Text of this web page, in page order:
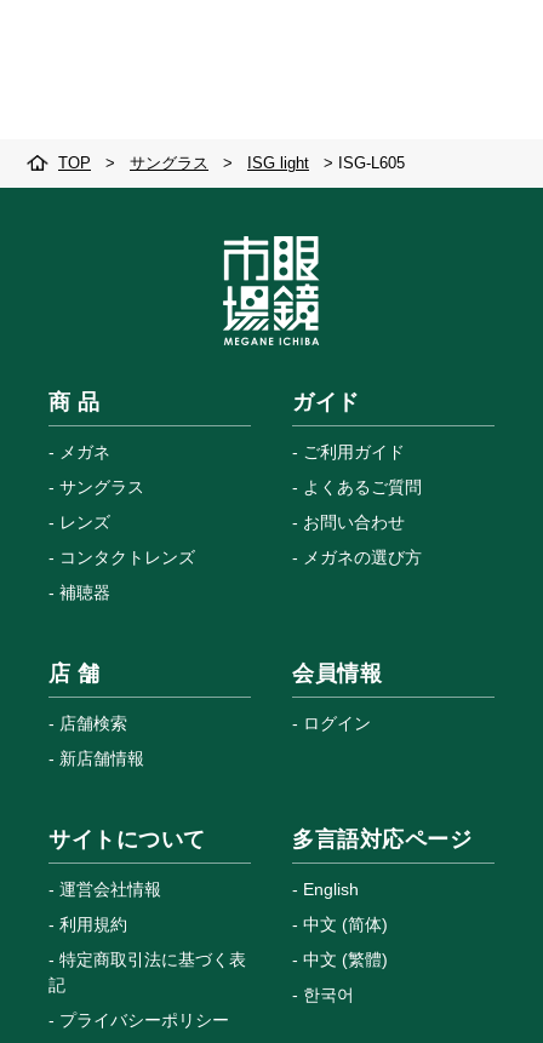
TOP > サングラス > ISG light > ISG-L605
商 品
メガネ
サングラス
レンズ
コンタクトレンズ
補聴器
ガイド
ご利用ガイド
よくあるご質問
お問い合わせ
メガネの選び方
店 舗
店舗検索
新店舗情報
会員情報
ログイン
サイトについて
運営会社情報
利用規約
特定商取引法に基づく表
記
プライバシーポリシー
多言語対応ページ
English
中文 (简体)
中文 (繁體)
한국어